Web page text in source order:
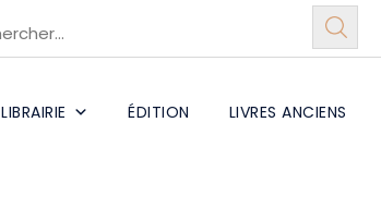
LIBRAIRIE ÉDITION LIVRES ANCIENS